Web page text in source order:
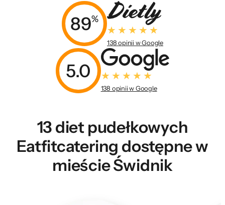
89%
138 opinii w Google
5.0
138 opinii w Google
13 diet pudełkowych
Eatfitcatering dostępne w
mieście Świdnik